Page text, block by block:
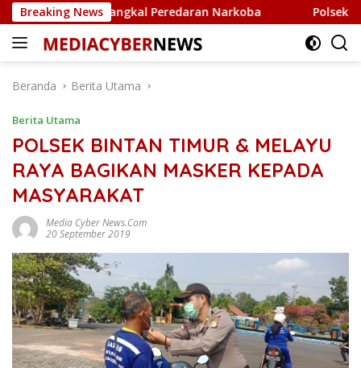
Langsung
ke
konten
Breaking News
untuk Tangkal Peredaran Narkoba Polsek Bintan
Beranda Berita Utama
Berita Utama
POLSEK BINTAN TIMUR & MELAYU
RAYA BAGIKAN MASKER KEPADA
MASYARAKAT
Media Cyber News.Com
20 September 2019